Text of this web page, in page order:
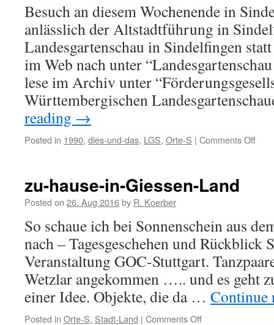
Besuch an diesem Wochenende in
anlässlich der Altstadtführung in
Landesgartenschau in Sindelfingen
im Web nach unter
lese im Archiv unter
Württembergischen
reading →
Posted in 1990, dies-und-das, LGS, Orte-S | Comments Off
zu-hause-in-Giessen-Land
Posted on 26. Aug 2016by R. Koerber
So schaue ich bei Sonnenschein aus
nach – Tagesgeschehen und Rückblick
Veranstaltung GOC-Stuttgart.
Wetzlar angekommen ….. und es geht
einer Idee. Objekte, die da …
Posted in Orte-S, Stadt-Land | Comments Off